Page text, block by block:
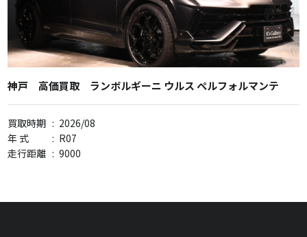
神戸 高価買取 ランボルギーニ ウルス ペルフォルマンテ
買取時期 : 2026/08
年 式
: R07
走行距離 : 9000